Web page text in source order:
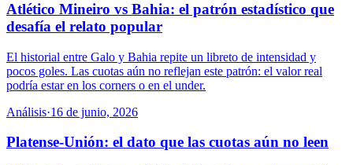
Atlético Mineiro vs Bahia: el patrón estadístico que
desafía el relato popular
El historial entre Galo y Bahia repite un libreto de intensidad y
pocos goles. Las cuotas aún no reflejan este patrón: el valor real
podría estar en los corners o en el under.
Análisis·16 de junio, 2026
Platense-Unión: el dato que las cuotas aún no leen